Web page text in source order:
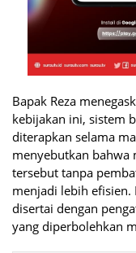
Bapak Reza
kebijakan ini, sistem
diterapkan selama
menyebutkan bahwa
tersebut tanpa
menjadi lebih
disertai dengan
yang diperbolehkan